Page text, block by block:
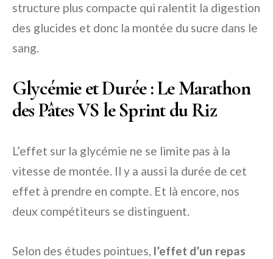
structure plus compacte qui ralentit la digestion
des glucides et donc la montée du sucre dans le
sang.
Glycémie et Durée : Le Marathon
des Pâtes VS le Sprint du Riz
L’effet sur la glycémie ne se limite pas à la
vitesse de montée. Il y a aussi la durée de cet
effet à prendre en compte. Et là encore, nos
deux compétiteurs se distinguent.
Selon des études pointues, l’effet d’un repas